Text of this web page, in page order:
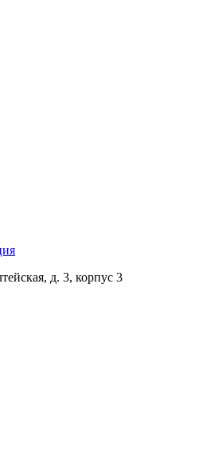
д. 3, корпус 3